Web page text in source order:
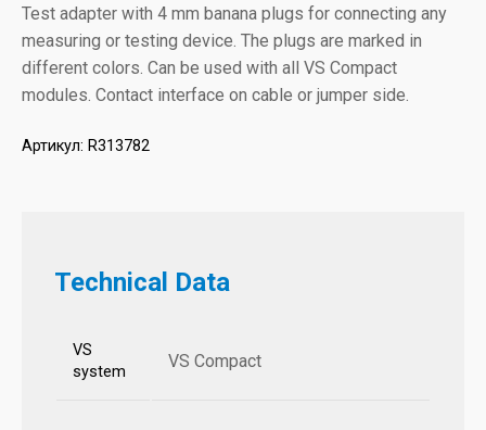
Test adapter with 4 mm banana plugs for connecting any
measuring or testing device. The plugs are marked in
different colors. Can be used with all VS Compact
modules. Contact interface on cable or jumper side.
Артикул: R313782
Technical Data
VS
system
VS Compact